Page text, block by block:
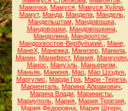
Мамочка, Мамуся, Мамуся Хуйла,
Мамут, Манда, Мандела, Мандель,
Мандельштам
Мандовошка,
Мандовошки, Мандовошкина,
Мандолина Мандоотсос
Мандохвостов-Вербуёцкий.
Мане,
МанеХ, Манежка, Манизер, Манила,
Манин, Манифест, Мания, Манкунян,
Манос
Мануэль, Маньеризм
Маньяк Манюня Мао Мао Цзэдун
Маргулис
Марди Гра Мари -Тереза
Мариенталь Марина Абрамович
Марина Влади Маринисты
Мариуполь Мария Мария Терезия
Мария Фёдоровна Мария Штерн